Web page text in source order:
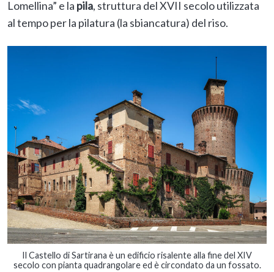
Lomellina” e la pila, struttura del XVII secolo utilizzata
al tempo per la pilatura (la sbiancatura) del riso.
Il Castello di Sartirana è un edificio risalente alla fine del XIV
secolo con pianta quadrangolare ed è circondato da un fossato.